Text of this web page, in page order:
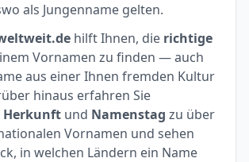
als Jungenname gelten.
hilft Ihnen, die richtige
Vornamen zu finden — auch
aus einer Ihnen fremden Kultur
hinaus erfahren Sie
Herkunft und Namenstag zu über
Vornamen und sehen
in welchen Ländern ein Name